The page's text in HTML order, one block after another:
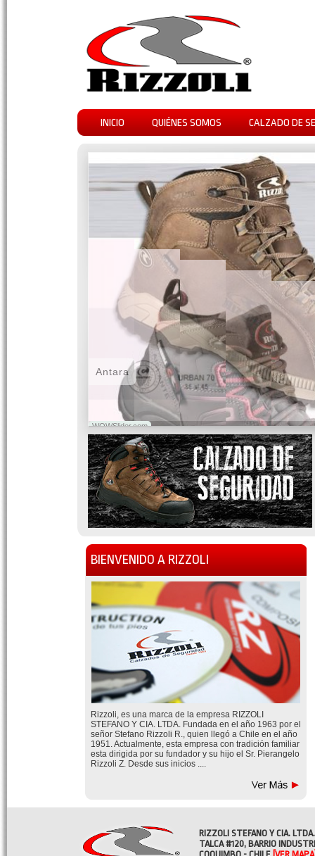
INICIO QUIÉNES SOMOS CALZADO DE
WOWSlider.com
Antara
BIENVENIDO A RIZZOLI
Rizzoli, es una marca de la empresa RIZZOLI
STEFANO Y CIA. LTDA. Fundada en el año 1963 por el
señor Stefano Rizzoli R., quien llegó a Chile en el año
1951. Actualmente, esta empresa con tradición familiar
esta dirigida por su fundador y su hijo el Sr. Pierangelo
Rizzoli Z. Desde sus inicios ....
RIZZOLI STEFANO Y CIA. LTDA.
TALCA #120, BARRIO